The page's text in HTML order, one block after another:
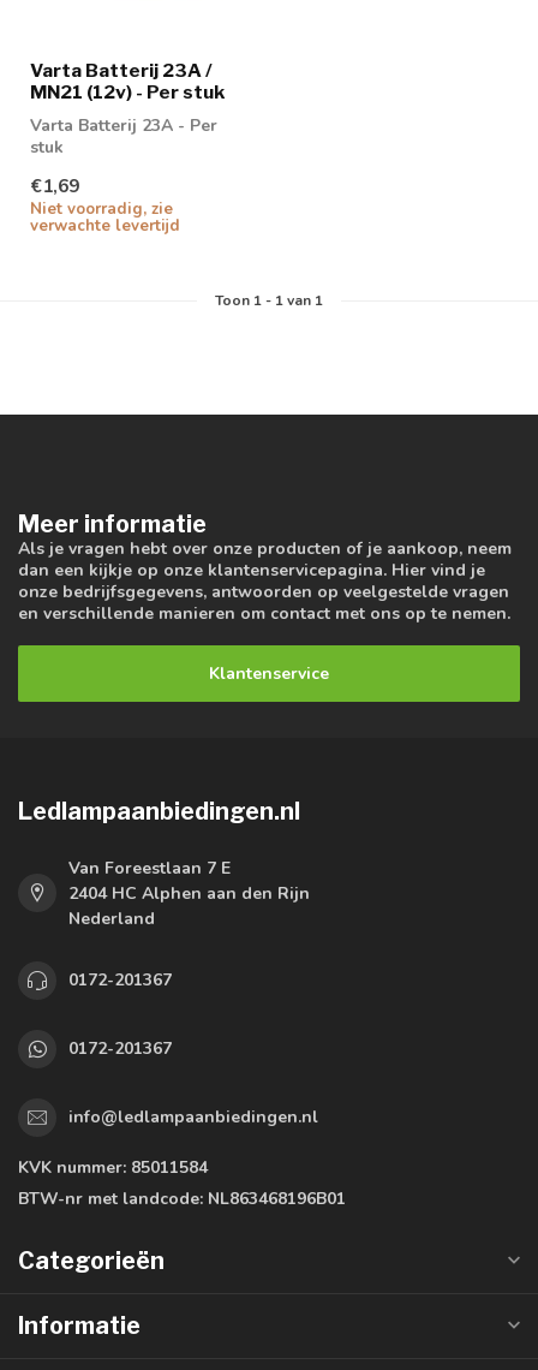
Varta Batterij 23A /
MN21 (12v) - Per stuk
Varta Batterij 23A - Per
stuk
€1,69
Niet voorradig, zie
verwachte levertijd
Toon 1- 1van 1
Meer informatie
Als je vragen hebt over onze producten of je aankoop, neem
dan een kijkje op onze klantenservicepagina. Hier vind je
onze bedrijfsgegevens, antwoorden op veelgestelde vragen
en verschillende manieren om contact met ons op te nemen.
Klantenservice
Ledlampaanbiedingen.nl
Van Foreestlaan 7 E
2404 HC Alphen aan den Rijn
Nederland
0172-201367
0172-201367
info@ledlampaanbiedingen.nl
KVK nummer: 85011584
BTW-nr met landcode: NL863468196B01
Categorieën
Informatie